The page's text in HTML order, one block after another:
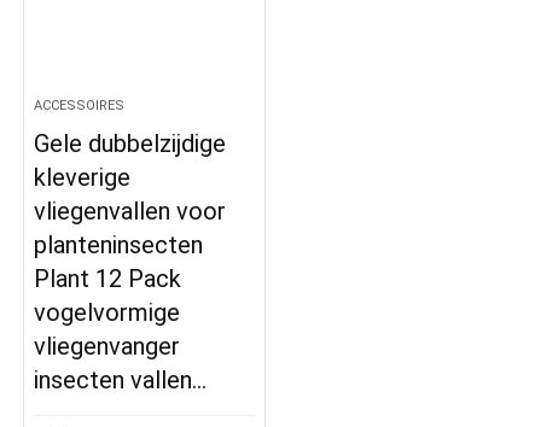
ACCESSOIRES
Gele dubbelzijdige
kleverige
vliegenvallen voor
planteninsecten
Plant 12 Pack
vogelvormige
vliegenvanger
insecten vallen…